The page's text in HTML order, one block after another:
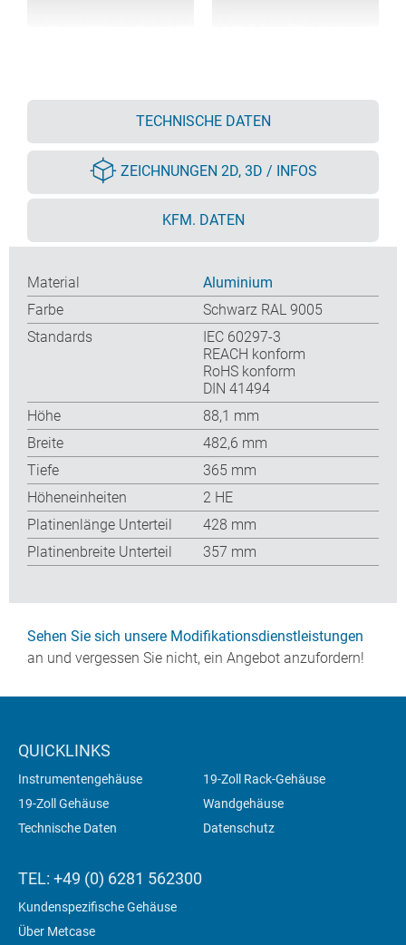
TECHNISCHE DATEN
ZEICHNUNGEN 2D, 3D / INFOS
KFM. DATEN
Material
Aluminium
Farbe
Schwarz RAL 9005
Standards
IEC 60297-3
REACH konform
RoHS konform
DIN 41494
Höhe
88,1 mm
Breite
482,6 mm
Tiefe
365 mm
Höheneinheiten
2 HE
Platinenlänge Unterteil
428 mm
Platinenbreite Unterteil
357 mm
Sehen Sie sich unsere Modifikationsdienstleistungen
an und vergessen Sie nicht, ein Angebot anzufordern!
QUICKLINKS
Instrumentengehäuse
19-Zoll Rack-Gehäuse
19-Zoll Gehäuse
Wandgehäuse
Technische Daten
Datenschutz
TEL: +49 (0) 6281 562300
Kundenspezifische Gehäuse
Über Metcase